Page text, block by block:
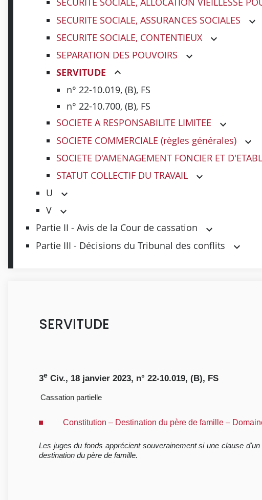
SECURITE SOCIALE, ASSURANCES SOCIALES
SECURITE SOCIALE, CONTENTIEUX
SEPARATION DES POUVOIRS
SERVITUDE
n° 22-10.019, (B), FS
n° 22-10.700, (B), FS
SOCIETE A RESPONSABILITE LIMITEE
SOCIETE COMMERCIALE (règles générales)
SOCIETE D'AMENAGEMENT FONCIER ET
STATUT COLLECTIF DU TRAVAIL
U
V
Partie II - Avis de la Cour de cassation
Partie III - Décisions du Tribunal des conflits
SERVITUDE
3e Civ., 18 janvier 2023, n° 22-10.019, (B), FS
Cassation partielle
Constitution – Destination du père de famille –
Les juges du fonds apprécient souverainement si une clause
destination du père de famille.